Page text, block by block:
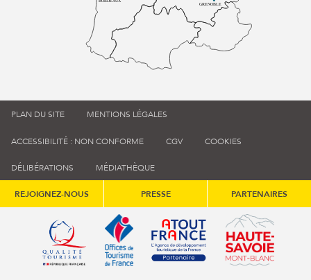
GRENOBLE
PLAN DU SITE MENTIONS LÉGALES
ACCESSIBILITÉ : NON CONFORME CGV COOKIES
DÉLIBÉRATIONS MÉDIATHÈQUE
REJOIGNEZ-NOUS PRESSE PARTENAIRES
Qualité tourisme (s'ouvre dans une nouvelle fenêtre)
Office de tourisme de France (s'ouvre
Atout France (s'ouvre dans